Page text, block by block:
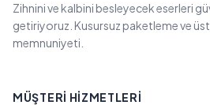
Zihnini ve kalbini besleyecek eserleri
getiriyoruz. Kusursuz paketleme ve
memnuniyeti.
MÜŞTERI HIZMETLERI